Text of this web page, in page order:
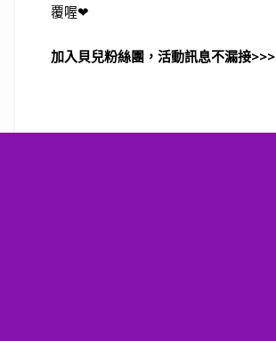
覆喔❤
加入貝兒粉絲團，活動訊息不漏接>>>